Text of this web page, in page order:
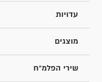
עדויות
מוצגים
שירי הפלמ"ח